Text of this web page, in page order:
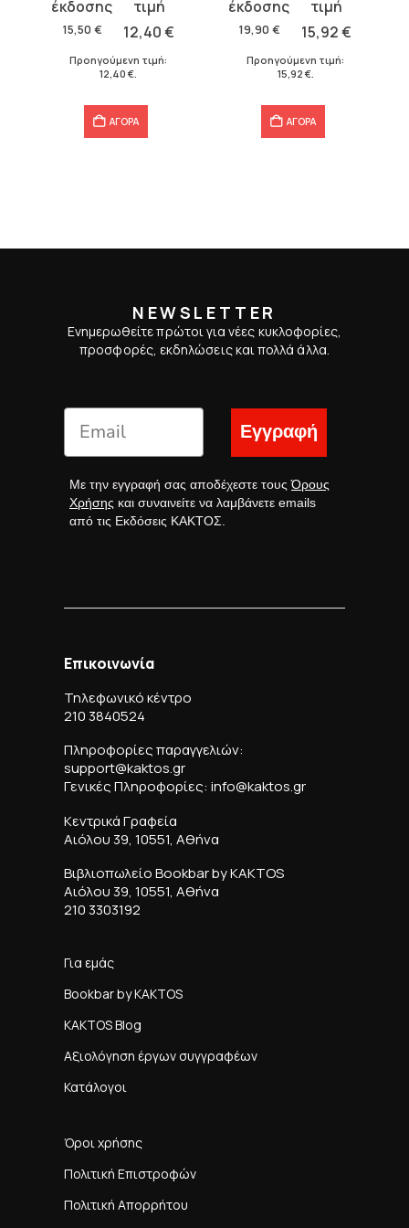
15,50 €
price
was:
12,40€
τρέχουσα
τιμή
12,40 €.
Προηγούμενη τιμή:
12,40 €
ΑΓΟΡΑ
19,90 €
price
was:
15,92€
τρέχουσα
τιμή
15,92 €.
Προηγούμενη τιμή:
15,92 €.
ΑΓΟΡΑ
NEWSLETTER
Ενημερωθείτε πρώτοι για νέες κυκλοφορίες,
προσφορές, εκδηλώσεις και πολλά άλλα.
Εγγραφή
Με την εγγραφή σας αποδέχεστε τουςΌρους
Χρήσης και συναινείτε να λαμβάνετε emails
από τις Εκδόσεις ΚΑΚΤΟΣ.
Επικοινωνία
Τηλεφωνικό κέντρο
210 3840524
Πληροφορίες παραγγελιών:
support@kaktos.gr
Γενικές Πληροφορίες: info@kaktos.gr
Κεντρικά Γραφεία
Αιόλου 39, 10551, Αθήνα
Βιβλιοπωλείο Bookbar by KAKTOS
Αιόλου 39, 10551, Αθήνα
210 3303192
Για εμάς
Bookbar by KAKTOS
KAKTOS Blog
Αξιολόγηση έργων συγγραφέων
Κατάλογοι
Όροι χρήσης
Πολιτική Επιστροφών
Πολιτική Απορρήτου